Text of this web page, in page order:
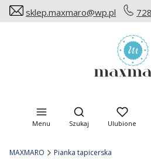
sklep.maxmaro@wp.pl
Menu
Otwórz wyszukiwarkę
Szukaj Ulubione
MAXMARO Pianka tapicerska